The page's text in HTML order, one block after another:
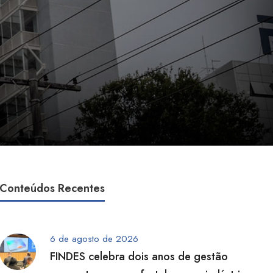
Conteúdos Recentes
6 de agosto de 2026
FINDES celebra dois anos de gestão